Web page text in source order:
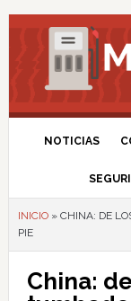
NOTICIAS
INICIO» CHINA: DE
PIE
China: